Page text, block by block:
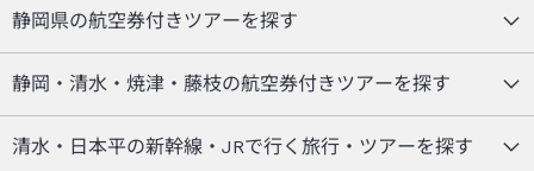
静岡県の航空券付きツアーを探す
静岡・清水・焼津・藤枝の航空券付きツアーを探す
清水・日本平の新幹線・JRで行く旅行・ツアーを探す